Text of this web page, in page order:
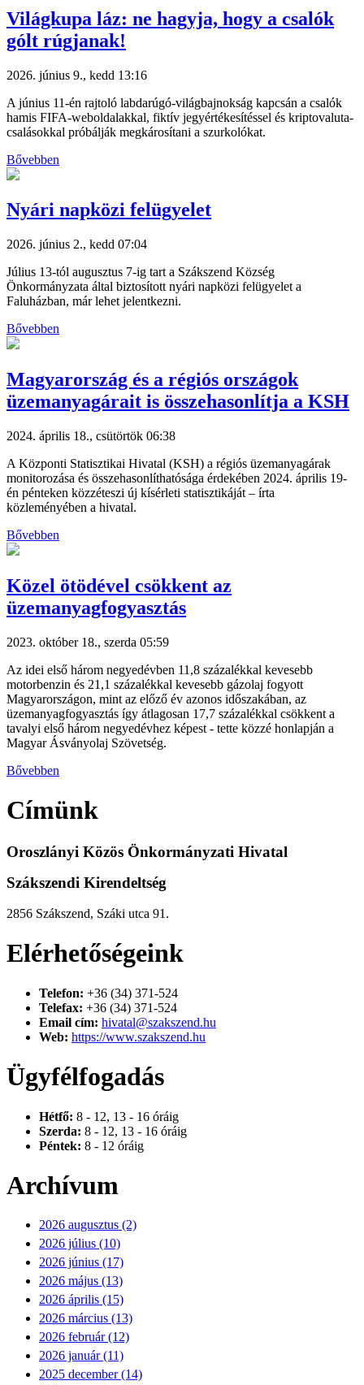
Világkupa láz: ne hagyja, hogy a csalók
gólt rúgjanak!
2026. június 9., kedd 13:16
A június 11-én rajtoló labdarúgó-világbajnokság kapcsán a csalók
hamis FIFA-weboldalakkal, fiktív jegyértékesítéssel és kriptovaluta-
csalásokkal próbálják megkárosítani a szurkolókat.
Bővebben
Nyári napközi felügyelet
2026. június 2., kedd 07:04
Július 13-tól augusztus 7-ig tart a Szákszend Község
Önkormányzata által biztosított nyári napközi felügyelet a
Faluházban, már lehet jelentkezni.
Bővebben
Magyarország és a régiós országok
üzemanyagárait is összehasonlítja a KSH
2024. április 18., csütörtök 06:38
A Központi Statisztikai Hivatal (KSH) a régiós üzemanyagárak
monitorozása és összehasonlíthatósága érdekében 2024. április 19-
én pénteken közzéteszi új kísérleti statisztikáját – írta
közleményében a hivatal.
Bővebben
Közel ötödével csökkent az
üzemanyagfogyasztás
2023. október 18., szerda 05:59
Az idei első három negyedévben 11,8 százalékkal kevesebb
motorbenzin és 21,1 százalékkal kevesebb gázolaj fogyott
Magyarországon, mint az előző év azonos időszakában, az
üzemanyagfogyasztás így átlagosan 17,7 százalékkal csökkent a
tavalyi első három negyedévhez képest - tette közzé honlapján a
Magyar Ásványolaj Szövetség.
Bővebben
Címünk
Oroszlányi Közös Önkormányzati Hivatal
Szákszendi Kirendeltség
2856 Szákszend, Száki utca 91.
Elérhetőségeink
Telefon: +36 (34) 371-524
Telefax: +36 (34) 371-524
Email cím: hivatal@szakszend.hu
Web: https://www.szakszend.hu
Ügyfélfogadás
Hétfő: 8 - 12, 13 - 16 óráig
Szerda: 8 - 12, 13 - 16 óráig
Péntek: 8 - 12 óráig
Archívum
2026 augusztus (2)
2026 július (10)
2026 június (17)
2026 május (13)
2026 április (15)
2026 március (13)
2026 február (12)
2026 január (11)
2025 december (14)